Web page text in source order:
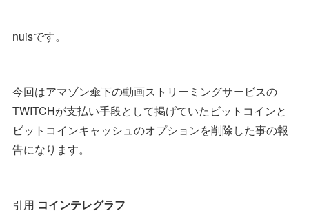
nuisです。
今回はアマゾン傘下の動画ストリーミングサービスの
TWITCHが支払い手段として掲げていたビットコインと
ビットコインキャッシュのオプションを削除した事の報
告になります。
引用 コインテレグラフ